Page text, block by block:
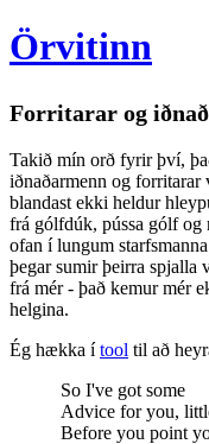
Örvitinn
Forritarar og
Takið mín orð fyrir því,
iðnaðarmenn og forritarar
blandast ekki heldur
frá gólfdúk, pússa gólf og
ofan í lungum
þegar sumir þeirra
frá mér - það kemur mér
helgina.
Ég hækka í tool til að
So I've got some
Advice for you,
Before you point